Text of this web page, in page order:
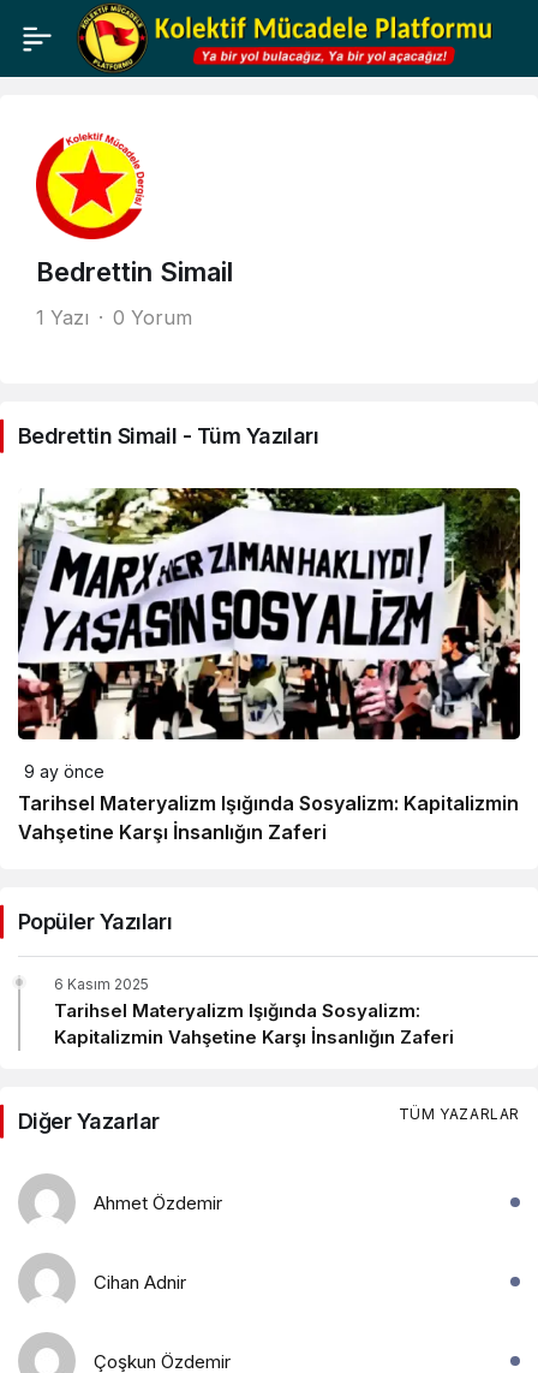
Bedrettin Simail
1 Yazı 0 Yorum
Bedrettin Simail - Tüm Yazıları
9 ay önce
Tarihsel Materyalizm Işığında Sosyalizm: Kapitalizmin
Vahşetine Karşı İnsanlığın Zaferi
Popüler Yazıları
Tarihsel Materyalizm Işığında Sosyalizm:
Kapitalizmin Vahşetine Karşı İnsanlığın Zaferi
6 Kasım 2025
Diğer Yazarlar TÜM YAZARLAR
Ahmet Özdemir
Cihan Adnir
Çoşkun Özdemir